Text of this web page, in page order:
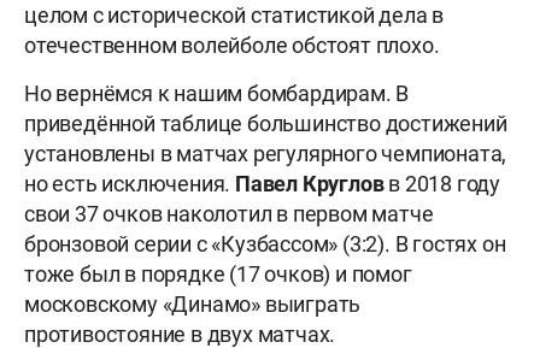
целом с исторической статистикой дела в
отечественном волейболе обстоят плохо.
Но вернёмся к нашим бомбардирам. В
приведённой таблице большинство достижений
установлены в матчах регулярного чемпионата,
но есть исключения. Павел Кругловв 2018 году
свои 37 очков наколотил в первом матче
бронзовой серии с «Кузбассом» (3:2). В гостях он
тоже был в порядке (17 очков) и помог
московскому «Динамо» выиграть
противостояние в двух матчах.